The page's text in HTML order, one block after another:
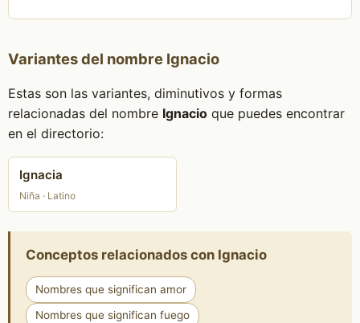
Variantes del nombre Ignacio
Estas son las variantes, diminutivos y formas
relacionadas del nombre Ignacioque puedes encontrar
en el directorio:
Ignacia
Niña · Latino
Conceptos relacionados con Ignacio
Nombres que significan amor
Nombres que significan fuego